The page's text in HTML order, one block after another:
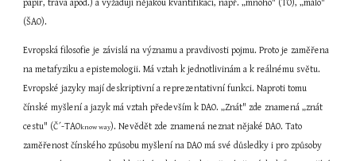
papír, tráva apod.) a vyžadují nějakou kvantifikaci, např. „mnoho" (TO), „málo"
(ŠAO).
Evropská filosofie je závislá na významu a pravdivosti pojmu. Proto je zaměřena
na metafyziku a epistemologii. Má vztah k jednotlivinám a k reálnému světu.
Evropské jazyky mají deskriptivní a reprezentativní funkci. Naproti tomu
čínské myšlení a jazyk má vztah především k DAO. „Znát" zde znamená „znát
cestu" (Č´-TAOknow way). Nevědět zde znamená neznat nějaké DAO. Tato
zaměřenost čínského způsobu myšlení na DAO má své důsledky i pro způsoby